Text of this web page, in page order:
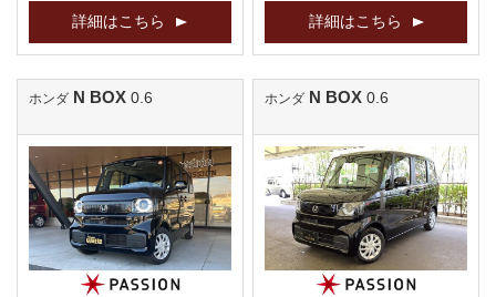
詳細はこちら 詳細はこちら
ホンダ N BOX0.6 ホンダ N BOX0.6